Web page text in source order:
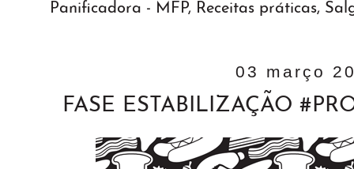
Panificadora - MFP, Receitas práticas,
03 março
FASE ESTABILIZAÇÃO